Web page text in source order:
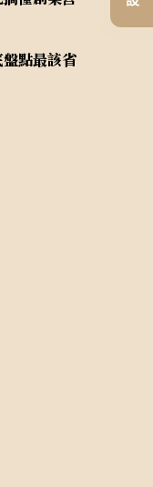
點最該省